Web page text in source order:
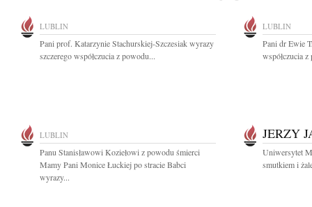
LUBLIN
Pani prof. Katarzynie Stachurskiej-Szczesiak wyrazy
szczerego współczucia z powodu...
LUBLIN
Pani dr Ewie
współczucia
LUBLIN
Panu Stanisławowi Koziełowi z powodu śmierci
Mamy Pani Monice Łuckiej po stracie Babci
wyrazy...
JERZY
Uniwersytet
smutkiem i